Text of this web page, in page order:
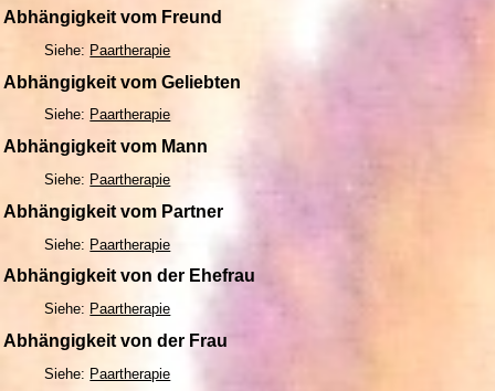
Abhängigkeit vom Freund
Siehe: Paartherapie
Abhängigkeit vom Geliebten
Siehe: Paartherapie
Abhängigkeit vom Mann
Siehe: Paartherapie
Abhängigkeit vom Partner
Siehe: Paartherapie
Abhängigkeit von der Ehefrau
Siehe: Paartherapie
Abhängigkeit von der Frau
Siehe: Paartherapie